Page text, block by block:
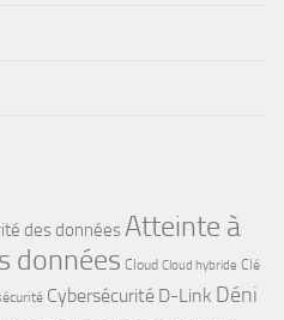
des donnéesAtteinte à
données Cloud Cloud hybride Clé
Cybersécurité D-Link Déni